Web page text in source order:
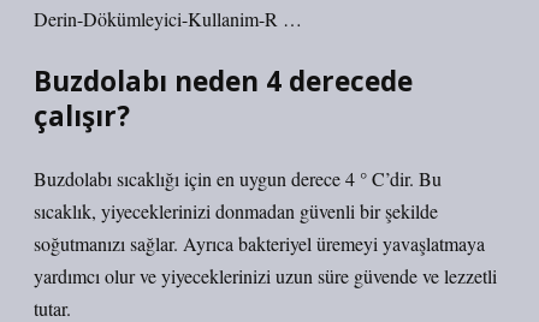
Derin-Dökümleyici-Kullanim-R …
Buzdolabı neden 4 derecede
çalışır?
Buzdolabı sıcaklığı için en uygun derece 4 ° C’dir. Bu
sıcaklık, yiyeceklerinizi donmadan güvenli bir şekilde
soğutmanızı sağlar. Ayrıca bakteriyel üremeyi yavaşlatmaya
yardımcı olur ve yiyeceklerinizi uzun süre güvende ve lezzetli
tutar.